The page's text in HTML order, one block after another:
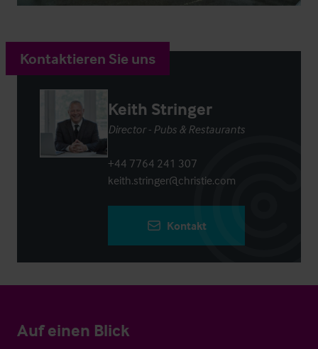
Kontaktieren Sie uns
Keith Stringer
Director - Pubs & Restaurants
+44 7764 241 307
keith.stringer@christie.com
Kontakt
Auf einen Blick